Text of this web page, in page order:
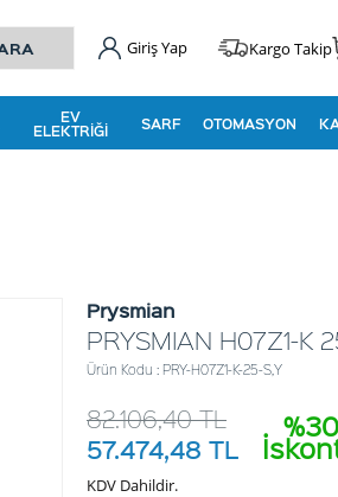
Giriş Yap Kargo Takip
EV
ELEKTRIĞI SARF OTOMASYON
Prysmian
PRYSMIAN H07Z1-K
Ürün Kodu : PRY-H07Z1-K-25-S,Y
%30
82.106,40TL
57.474,48 TL
KDV Dahildir.